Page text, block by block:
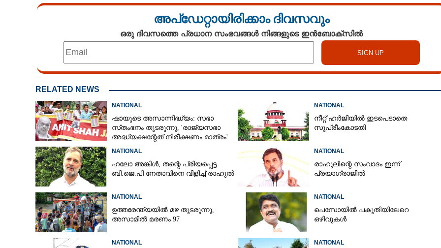
അപ്ഡേറ്റായിരിക്കാം ദിവസവും
ഒരു ദിവസത്തെ പ്രധാന സംഭവങ്ങൾ നിങ്ങളുടെ ഇൻബോക്സിൽ
RELATED NEWS
NATIONAL
ഷായുടെ അസാന്നിദ്ധ്യം: സഭാ
സ്‌തംഭനം തുടരുന്നു, 'രാജ്യസഭാ
അദ്ധ്യക്ഷന്റേത് നിരീക്ഷണം മാത്രം'
NATIONAL
നീറ്റ് ഹർജിയിൽ ഇടപെടാതെ
സുപ്രീംകോടതി
NATIONAL
ഹലോ അങ്കിൾ,​ തന്റെ പ്രിയപ്പെട്ട
ബി.ജെ.പി നേതാവിനെ വിളിച്ച് രാഹുൽ
NATIONAL
രാഹുലിന്റെ സംവാദം ഇന്ന്
പ്രയാഗ്‌രാജിൽ
NATIONAL
ഉത്തരേന്ത്യയിൽ മഴ തുടരുന്നു,​
അസാമിൽ മരണം 97
NATIONAL
പെസോയിൽ പകുതിയിലേറെ
ഒഴിവുകൾ
NATIONAL NATIONAL
സസ്പെൻസ് ത്രില്ലറിൽ തമിഴകം,